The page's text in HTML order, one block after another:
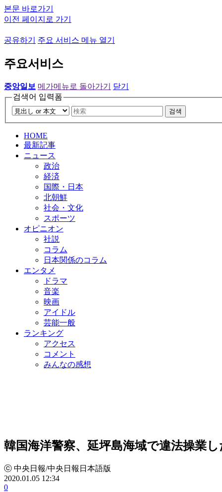
본문 바로가기
이전 페이지로 가기
공유하기 주요 서비스 메뉴 열기
주요서비스
중앙일보 메가메뉴로 돌아가기
닫기
검색어 입력폼
검색
HOME
最新記事
ニュース
政治
経済
国際・日本
北朝鮮
社会・文化
スポーツ
オピニオン
社説
コラム
日本関係のコラム
エンタメ
ドラマ
音楽
映画
アイドル
芸能一般
ランキング
アクセス
コメント
みんなの感想
韓国海洋警察、延坪島海域で違法操業
ⓒ 中央日報/中央日報日本語版
2020.01.05 12:34
0